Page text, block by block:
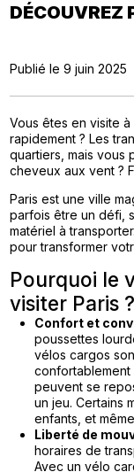
DÉCOUVREZ
Publié le 9 juin 2025
Vous êtes en visite
rapidement ? Les
quartiers, mais vous
cheveux aux vent ?
Paris est une ville
parfois être un défi,
matériel à
pour transformer
Pourquoi le
visiter Paris ?
Confort et
poussettes
vélos cargos
confortablement
peuvent se
un jeu. Certains
enfants, et
Liberté de
horaires de
Avec un vélo